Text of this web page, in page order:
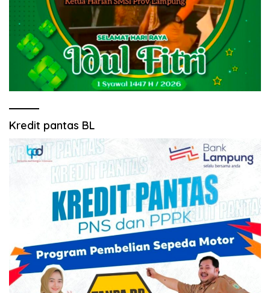
Kredit pantas BL